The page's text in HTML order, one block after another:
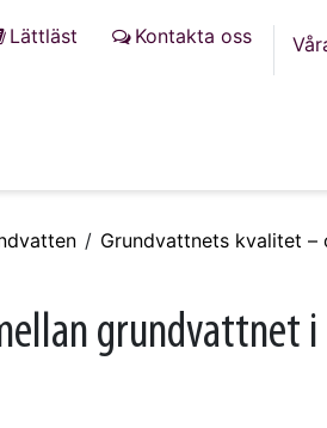
Lättläst Kontakta oss
Grundvattnets kvalitet –
grundvattnet i